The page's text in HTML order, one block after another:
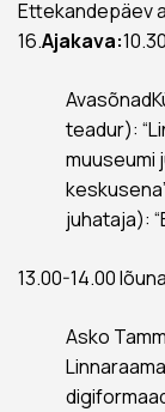
Ettekandepäev
16.Ajakava:
teadur):
muuseumi
juhataja):
13.00-14.00
Asko